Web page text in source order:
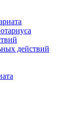
действий